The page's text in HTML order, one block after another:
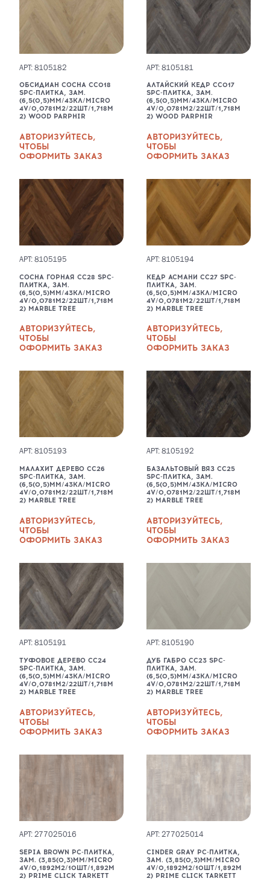
АРТ: 8105182
ОБСИДИАН СОСНА CC018
SPC-ПЛИТКА, ЗАМ.
(6,5(0,5)ММ/43КЛ/MICRO
4V/0,0781М2/22ШТ/1,718М
2) WOOD PARPHIR
АВТОРИЗУЙТЕСЬ,
ЧТОБЫ
ОФОРМИТЬ ЗАКАЗ
АРТ: 8105181
АЛТАЙСКИЙ КЕДР CC017
SPC-ПЛИТКА, ЗАМ.
(6,5(0,5)ММ/43КЛ/MICRO
4V/0,0781М2/22ШТ/1,718М
2) WOOD PARPHIR
АВТОРИЗУЙТЕСЬ,
ЧТОБЫ
ОФОРМИТЬ ЗАКАЗ
АРТ: 8105195
СОСНА ГОРНАЯ CC28 SPC-
ПЛИТКА, ЗАМ.
(6,5(0,5)ММ/43КЛ/MICRO
4V/0,0781М2/22ШТ/1,718М
2) MARBLE TREE
АВТОРИЗУЙТЕСЬ,
ЧТОБЫ
ОФОРМИТЬ ЗАКАЗ
АРТ: 8105194
КЕДР АСМАНИ CC27 SPC-
ПЛИТКА, ЗАМ.
(6,5(0,5)ММ/43КЛ/MICRO
4V/0,0781М2/22ШТ/1,718М
2) MARBLE TREE
АВТОРИЗУЙТЕСЬ,
ЧТОБЫ
ОФОРМИТЬ ЗАКАЗ
АРТ: 8105193
МАЛАХИТ ДЕРЕВО CC26
SPC-ПЛИТКА, ЗАМ.
(6,5(0,5)ММ/43КЛ/MICRO
4V/0,0781М2/22ШТ/1,718М
2) MARBLE TREE
АВТОРИЗУЙТЕСЬ,
ЧТОБЫ
ОФОРМИТЬ ЗАКАЗ
АРТ: 8105192
БАЗАЛЬТОВЫЙ ВЯЗ CC25
SPC-ПЛИТКА, ЗАМ.
(6,5(0,5)ММ/43КЛ/MICRO
4V/0,0781М2/22ШТ/1,718М
2) MARBLE TREE
АВТОРИЗУЙТЕСЬ,
ЧТОБЫ
ОФОРМИТЬ ЗАКАЗ
АРТ: 8105191
ТУФОВОЕ ДЕРЕВО CC24
SPC-ПЛИТКА, ЗАМ.
(6,5(0,5)ММ/43КЛ/MICRO
4V/0,0781М2/22ШТ/1,718М
2) MARBLE TREE
АВТОРИЗУЙТЕСЬ,
ЧТОБЫ
ОФОРМИТЬ ЗАКАЗ
АРТ: 8105190
ДУБ ГАБРО CC23 SPC-
ПЛИТКА, ЗАМ.
(6,5(0,5)ММ/43КЛ/MICRO
4V/0,0781М2/22ШТ/1,718М
2) MARBLE TREE
АВТОРИЗУЙТЕСЬ,
ЧТОБЫ
ОФОРМИТЬ ЗАКАЗ
АРТ: 277025016
SEPIA BROWN PC-ПЛИТКА,
ЗАМ. (3,85(0,3)ММ/MICRO
4V/0,1892М2/10ШТ/1,892М
2) PRIME CLICK TARKETT
АРТ: 277025014
CINDER GRAY PC-ПЛИТКА,
ЗАМ. (3,85(0,3)ММ/MICRO
4V/0,1892М2/10ШТ/1,892М
2) PRIME CLICK TARKETT